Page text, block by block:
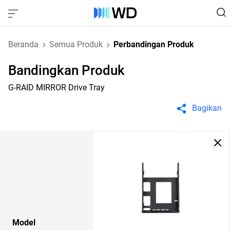
Beranda Semua Produk Perbandingan Produk
Bandingkan Produk
G-RAID MIRROR Drive Tray
Bagikan
Model